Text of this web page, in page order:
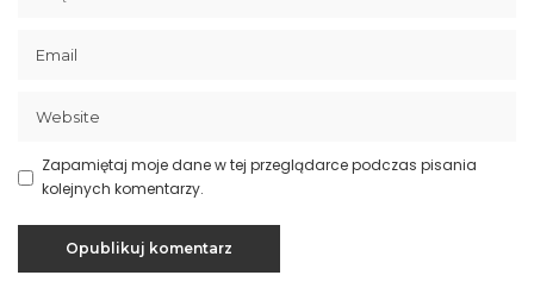
Zapamiętaj moje dane w tej przeglądarce podczas pisania
kolejnych komentarzy.